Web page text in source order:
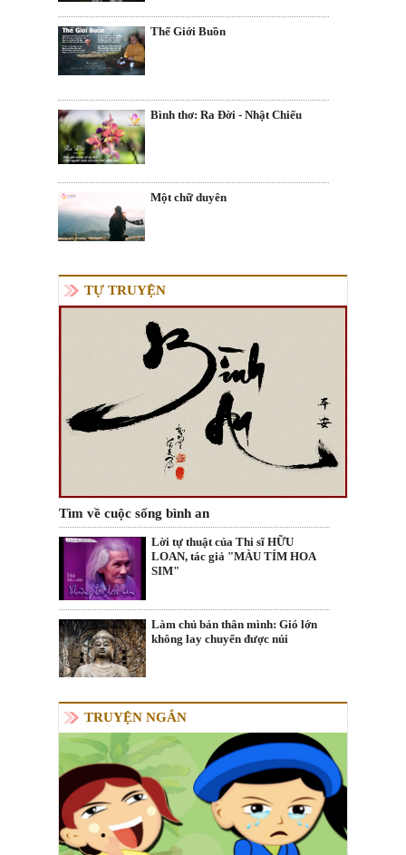
Thế Giới Buồn
Bình thơ: Ra Đời - Nhật Chiếu
Một chữ duyên
TỰ TRUYỆN
Tìm về cuộc sống bình an
Lời tự thuật của Thi sĩ HỮU
LOAN, tác giả "MÀU TÍM HOA
SIM"
Làm chủ bản thân mình: Gió lớn
không lay chuyển được núi
TRUYỆN NGẮN